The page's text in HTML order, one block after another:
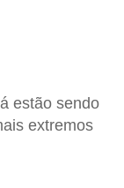
estão sendo
extremos